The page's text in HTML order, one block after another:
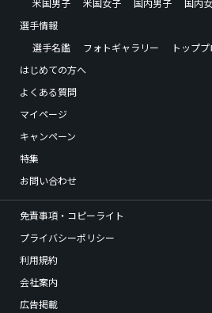
米国男子
米国女子 国内男子
国内
選手情報
選手名鑑
フォトギャラリー
トップ
はじめての方へ
よくある質問
マイページ
キャンペーン
特集
お問い合わせ
免責事項・コピーライト
プライバシーポリシー
利用規約
会社案内
広告掲載